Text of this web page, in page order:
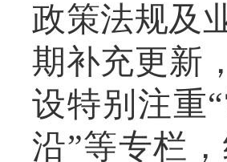
政策法规及
期补充更新
设特别注重
沿”等专栏